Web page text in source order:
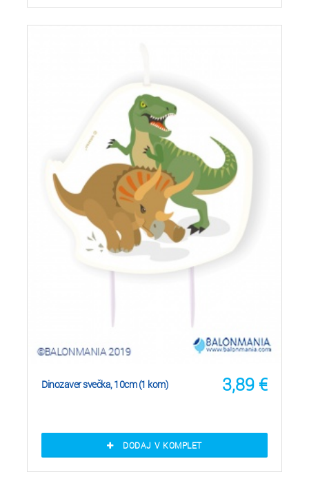
3,89 €
Dinozaver svečka, 10cm (1 kom)
DODAJ V KOMPLET